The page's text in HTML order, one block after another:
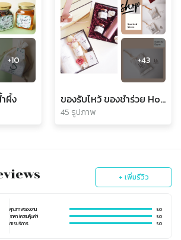
+10
ผึ้ง
+43
ของรับไหว้ ของชำร่วย Hom Herbal Tea 2020
45 รูปภาพ
+ เพิ่มรีวิว
คุณภาพของงาน
5.0
ราคา (ความคุ้มค่า)
5.0
การบริการ
5.0